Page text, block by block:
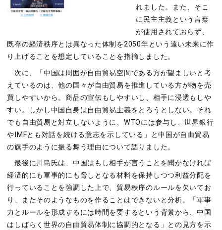
れました。また、そこ
に民主主義という言葉
が使用されておらず、
既存の経済秩序とは異なった体制を2050年という遠い未来に作
り上げることを想定していることを指摘しました。
次に、「中国は周囲が自由貿易空間である方が望ましいと考
えているのは、他の国々が自由貿易を推進している方が物を売
買しやすいから。商品の宣伝もしやすいし、相手に浸透もしや
すい。しかし中国自身は自由貿易主義をとろうとしない。それ
でも自由貿易と対立しないように、WTOには参与し、世界銀行
やIMFとも対話を続ける意志を示している」と中国が自由貿易
の旗手のように振る舞う理由について語りました。
最後に川島氏は、中国はもし相手が言うことを聞かなければ
経済的にも軍事的にも脅しとなる材料を保持しつつ利益分配を
行っていることを強調した上で、貿易秩序のルールを欠いてお
り、またそのようなものを作ることはできないと分析。「軍事
力とルールを形成するには時間を要するという背景から、中国
はしばらく世界の自由貿易体制に協調的となる」との見方を示